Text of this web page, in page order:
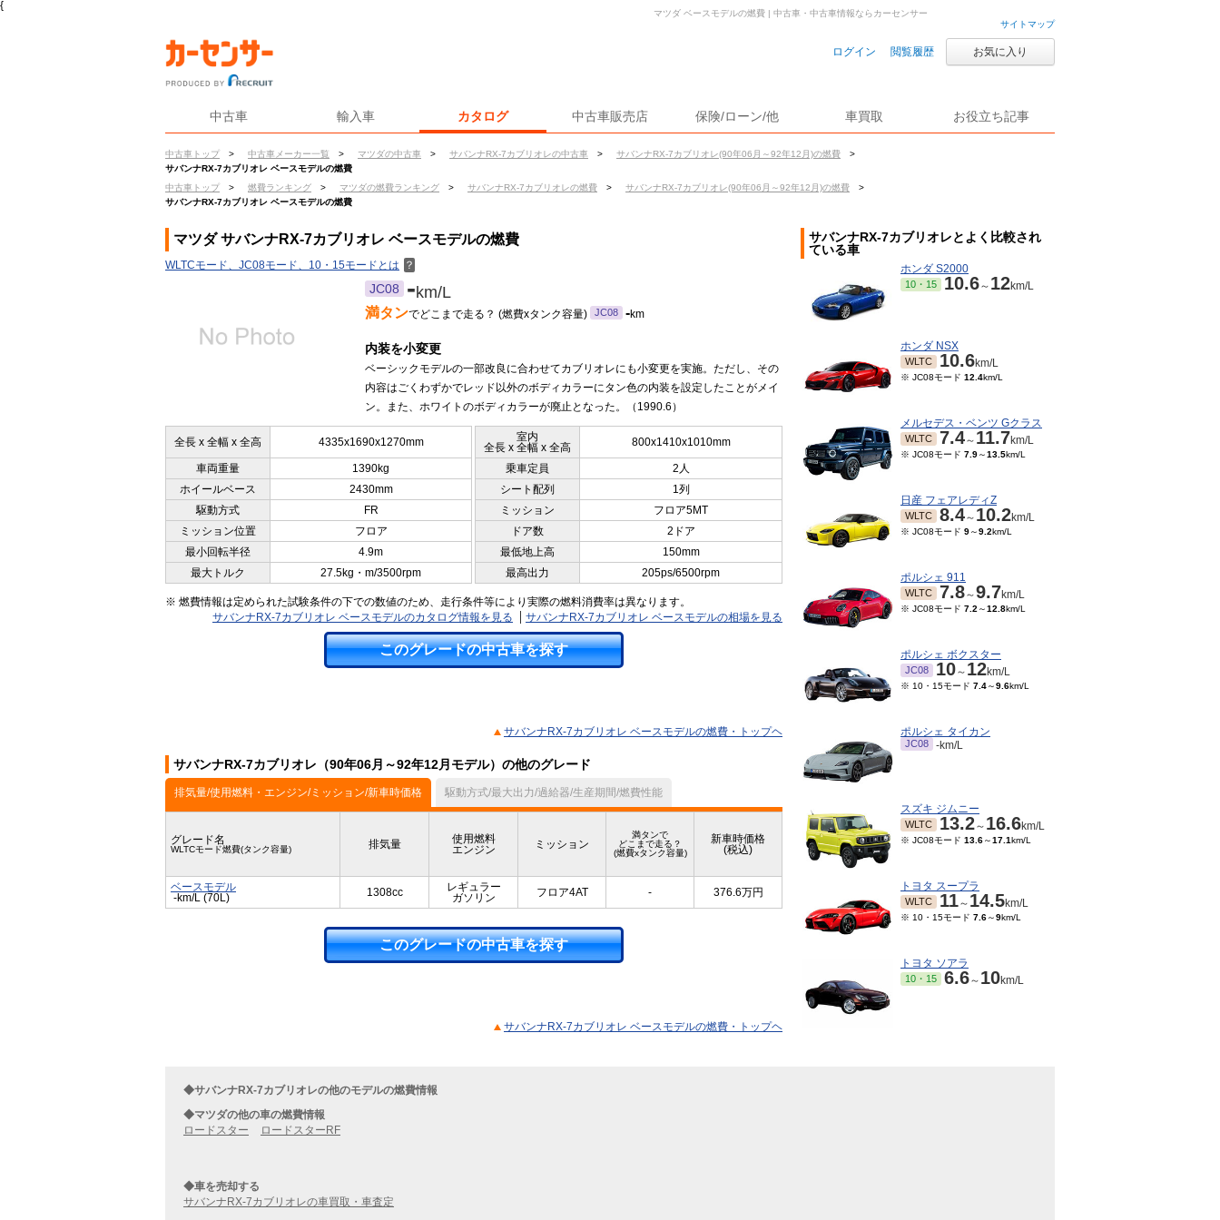
{
サイトマップ
ログイン 閲覧履歴 お気に入り
中古車 輸入車 カタログ 中古車販売店 保険/ローン/他 車買取 お役立ち記事
中古車トップ > 中古車メーカー一覧 > マツダの中古車 > サバンナRX-7カブリオレの中古車 > サバンナRX-7カブリオレ(90年06月～92年12月)の燃費
>
サバンナRX-7カブリオレ ベースモデルの燃費
中古車トップ
> 燃費ランキング > マツダの燃費ランキング > サバンナRX-7カブリオレの燃費 > サバンナRX-7カブリオレ(90年06月～92年12月)の燃費
>
サバンナRX-7カブリオレ ベースモデルの燃費
マツダ ベースモデルの燃費 | 中古車・中古車情報ならカーセンサー
マツダ サバンナRX-7カブリオレ ベースモデルの燃費
WLTCモード、JC08モード、10・15モードとは ？
JC08 -km/L
満タンでどこまで走る？ (燃費xタンク容量) JC08 -km
内装を小変更
ベーシックモデルの一部改良に合わせてカブリオレにも小変更を実施。ただし、その
内容はごくわずかでレッド以外のボディカラーにタン色の内装を設定したことがメイ
ン。また、ホワイトのボディカラーが廃止となった。（1990.6）
全長 x 全幅 x 全高 4335x1690x1270mm
室内
全長 x 全幅 x 全高
800x1410x1010mm
車両重量 1390kg 乗車定員
2人
ホイールベース
2430mm シート配列
1列
駆動方式
FR ミッション
フロア5MT
ミッション位置
フロア ドア数
2ドア
最小回転半径
4.9m 最低地上高
150mm
最大トルク
27.5kg・m/3500rpm 最高出力 205ps/6500rpm
※ 燃費情報は定められた試験条件の下での数値のため、走行条件等により実際の燃料消費率は異なります。
サバンナRX-7カブリオレ ベースモデルのカタログ情報を見る
サバンナRX-7カブリオレ ベースモデルの相場を見る
このグレードの中古車を探す
サバンナRX-7カブリオレ ベースモデルの燃費・トップヘ
サバンナRX-7カブリオレ（90年06月～92年12月モデル）の他のグレード
排気量/使用燃料・エンジン/ミッション/新車時価格 駆動方式/最大出力/過給器/生産期間/燃費性能
グレード名
WLTCモード燃費(タンク容量) 排気量
使用燃料
エンジン
ミッション
満タンで
どこまで走る？
(燃費xタンク容量)
新車時価格
(税込)
ベースモデル
-km/L (70L)
1308cc
レギュラー
ガソリン
フロア4AT - 376.6万円
このグレードの中古車を探す
サバンナRX-7カブリオレ ベースモデルの燃費・トップヘ
サバンナRX-7カブリオレとよく比較され
ている車
ホンダ S2000
10・15 10.6～ 12km/L
ホンダ NSX
WLTC 10.6km/L
※ JC08モード 12.4km/L
メルセデス・ベンツ Gクラス
WLTC 7.4～ 11.7km/L
※ JC08モード 7.9～13.5km/L
日産 フェアレディZ
WLTC 8.4～ 10.2km/L
※ JC08モード 9～9.2km/L
ポルシェ 911
WLTC 7.8～9.7km/L
※ JC08モード 7.2 ～12.8km/L
ポルシェ ボクスター
JC08 10～ 12km/L
※ 10・15モード 7.4～9.6km/L
ポルシェ タイカン
JC08 -km/L
スズキ ジムニー
WLTC 13.2～ 16.6km/L
※ JC08モード 13.6～17.1km/L
トヨタ スープラ
WLTC 11～ 14.5km/L
※ 10・15モード 7.6～9km/L
トヨタ ソアラ
10・15 6.6～ 10km/L
◆サバンナRX-7カブリオレの他のモデルの燃費情報
◆マツダの他の車の燃費情報
ロードスター
ロードスターRF
◆車を売却する
サバンナRX-7カブリオレの車買取・車査定